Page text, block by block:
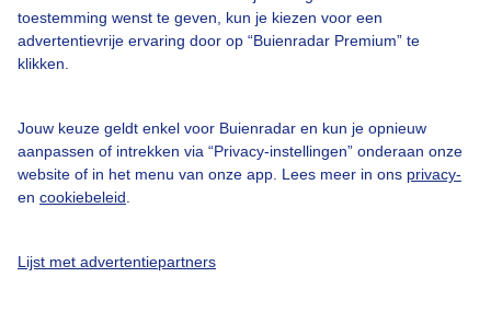
toestemming wenst te geven, kun je kiezen voor een
advertentievrije ervaring door op “Buienradar Premium” te
klikken.
Jouw keuze geldt enkel voor Buienradar en kun je opnieuw
aanpassen of intrekken via “Privacy-instellingen” onderaan onze
website of in het menu van onze app. Lees meer in ons privacy-
en cookiebeleid
Lijst met advertentiepartners
Toegankelijkheid
Buienradar Team
Privacy instellingen